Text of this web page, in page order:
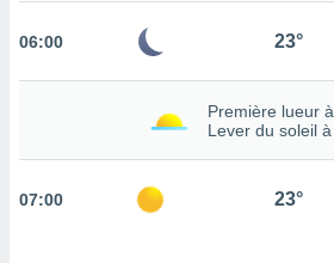
à vous
06:00 23°
Première lueur à
Lever du soleil à
07:00 23°